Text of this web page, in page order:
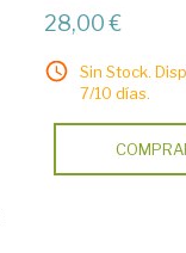
28,00 €
Sin Stock.
7/10 días.